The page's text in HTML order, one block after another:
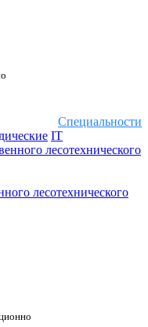
Специальности
IT
лесотехнического